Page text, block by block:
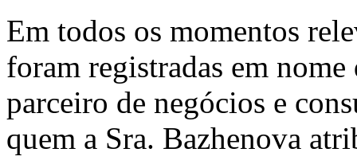
Em todos os momentos
foram registradas em nome
parceiro de negócios e
quem a Sra. Bazhenova